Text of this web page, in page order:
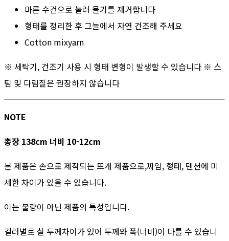
마른 수건으로 눌러 물기를 제거합니다
형태를 정리한 후 그늘에서 자연 건조해 주세요
Cotton mixyarn
※ 세탁기, 건조기 사용 시 형태 변형이 발생할 수 있습니다 ※ 스
팀 및 다림질은 권장하지 않습니다
NOTE
총장 138cm 너비 10-12cm
본 제품은 손으로 제작되는 뜨개 제품으로,짜임, 형태, 텐션에 미
세한 차이가 있을 수 있습니다.
이는 불량이 아닌 제품의 특성입니다.
컬러별로 실 두께차이가 있어 두께와 폭(너비)이 다를 수 있습니